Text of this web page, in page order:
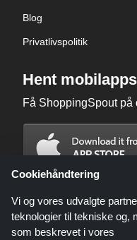
Blog
Privatlivspolitik
Hent mobilapps
Få ShoppingSpout
Cookiehåndtering
Vi og vores udvalgte
teknologier til tekniske og,
som beskrevet i vores